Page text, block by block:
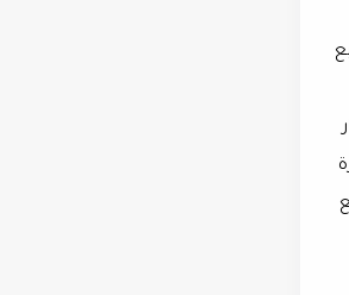
2023: 2,7 مليار